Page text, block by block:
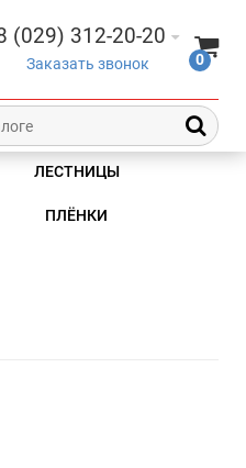
(029) 312-20-20
Заказать звонок 0
ЛЕСТНИЦЫ
ПЛЁНКИ